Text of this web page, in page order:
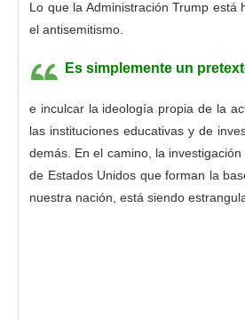
Lo que la Administración Trump
el antisemitismo.
Es simplemente un
e inculcar la ideología propia de la
las instituciones educativas y de
demás. En el camino, la
de Estados Unidos que forman la
nuestra nación, está siendo